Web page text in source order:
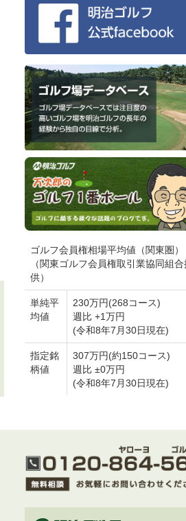
ゴルフ会員権相場平均値（関東圏）
（関東ゴルフ会員権取引業協同組合
供）
単純平
均値
230万円(268コース)
週比 +1万円
(令和8年7月30日現在)
指定銘
柄値
307万円(約150コース)
週比 ±0万円
(令和8年7月30日現在)